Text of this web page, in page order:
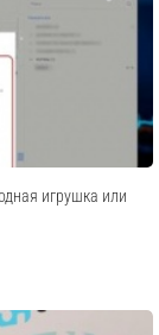
игрушка или